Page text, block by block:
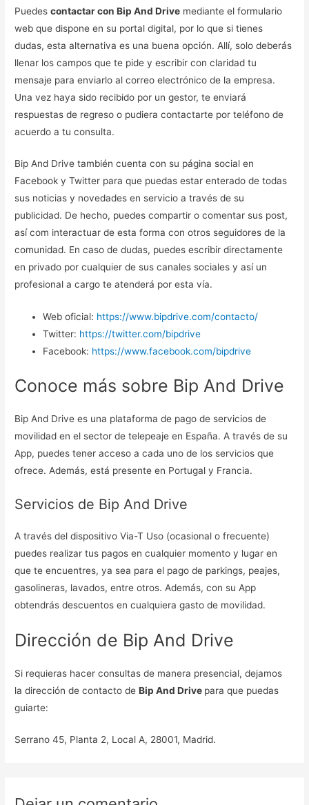
Puedescontactar con Bip And Drive mediante el formulario
web que dispone en su portal digital, por lo que si tienes
dudas, esta alternativa es una buena opción. Allí, solo deberás
llenar los campos que te pide y escribir con claridad tu
mensaje para enviarlo al correo electrónico de la empresa.
Una vez haya sido recibido por un gestor, te enviará
respuestas de regreso o pudiera contactarte por teléfono de
acuerdo a tu consulta.
Bip And Drive también cuenta con su página social en
Facebook y Twitter para que puedas estar enterado de todas
sus noticias y novedades en servicio a través de su
publicidad. De hecho, puedes compartir o comentar sus post,
así com interactuar de esta forma con otros seguidores de la
comunidad. En caso de dudas, puedes escribir directamente
en privado por cualquier de sus canales sociales y así un
profesional a cargo te atenderá por esta vía.
Web oficial: https://www.bipdrive.com/contacto/
Twitter: https://twitter.com/bipdrive
Facebook: https://www.facebook.com/bipdrive
Conoce más sobre Bip And Drive
Bip And Drive es una plataforma de pago de servicios de
movilidad en el sector de telepeaje en España. A través de su
App, puedes tener acceso a cada uno de los servicios que
ofrece. Además, está presente en Portugal y Francia.
Servicios de Bip And Drive
A través del dispositivo Via-T Uso (ocasional o frecuente)
puedes realizar tus pagos en cualquier momento y lugar en
que te encuentres, ya sea para el pago de parkings, peajes,
gasolineras, lavados, entre otros. Además, con su App
obtendrás descuentos en cualquiera gasto de movilidad.
Dirección de Bip And Drive
Si requieras hacer consultas de manera presencial, dejamos
la dirección de contacto deBip And Drive para que puedas
guiarte:
Serrano 45, Planta 2, Local A, 28001, Madrid.